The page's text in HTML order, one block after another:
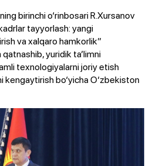
birinchi o‘rinbosari R.Xursanov
tayyorlash: yangi
va xalqaro hamkorlik”
yuridik ta’limni
texnologiyalarni joriy etish
kengaytirish bo‘yicha O‘zbekiston